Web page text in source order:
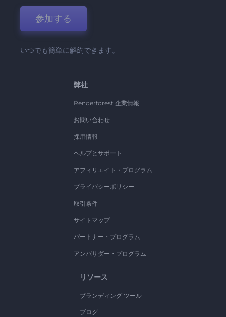
参加する
いつでも簡単に解約できます。
弊社
Renderforest 企業情報
お問い合わせ
採用情報
ヘルプとサポート
アフィリエイト・プログラム
プライバシーポリシー
取引条件
サイトマップ
パートナー・プログラム
アンバサダー・プログラム
リソース
ブランディング ツール
ブログ